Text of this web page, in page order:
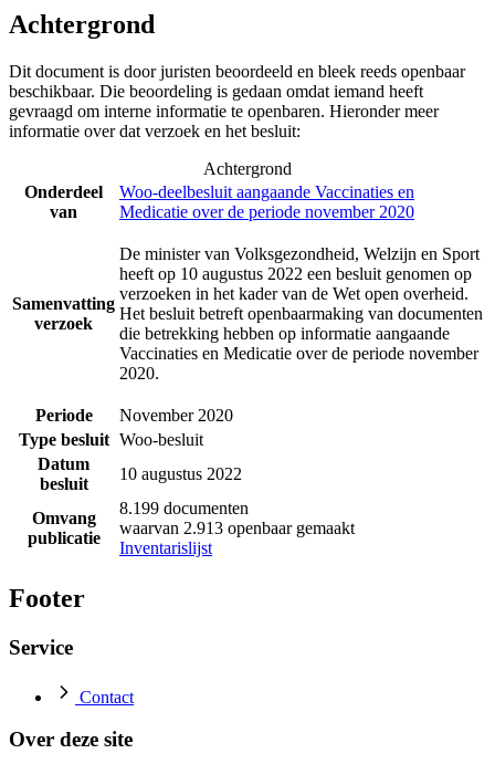
Achtergrond
Dit document is door juristen beoordeeld en bleek reeds openbaar
beschikbaar. Die beoordeling is gedaan omdat iemand heeft
gevraagd om interne informatie te openbaren. Hieronder meer
informatie over dat verzoek en het besluit:
Achtergrond
Onderdeel
van
Woo-deelbesluit aangaande Vaccinaties en
Medicatie over de periode november 2020
Samenvatting
verzoek
De minister van Volksgezondheid, Welzijn en Sport
heeft op 10 augustus 2022 een besluit genomen op
verzoeken in het kader van de Wet open overheid.
Het besluit betreft openbaarmaking van documenten
die betrekking hebben op informatie aangaande
Vaccinaties en Medicatie over de periode november
2020.
Periode
November 2020
Type besluit Woo-besluit
Datum
besluit
10 augustus 2022
Omvang
publicatie
8.199 documenten
waarvan 2.913 openbaar gemaakt
Inventarislijst
Footer
Service
Contact
Over deze site